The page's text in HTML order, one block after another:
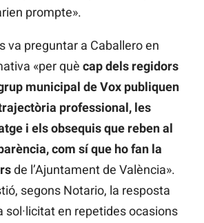
prompte».
va preguntar a Caballero en
«per què cap dels regidors
municipal de Vox publiquen
professional, les
i els obsequis que reben al
com sí que ho fan la
de l’Ajuntament de València».
segons Notario, la resposta
sol·licitat en repetides ocasions